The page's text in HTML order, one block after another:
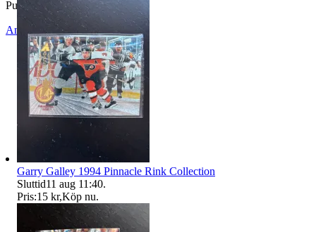
Publicerad
16 jun 12:20
Anmäl Sälj liknande
Garry Galley 1994 Pinnacle Rink Collection
Sluttid11 aug 11:40.
Pris:15 kr,Köp nu.